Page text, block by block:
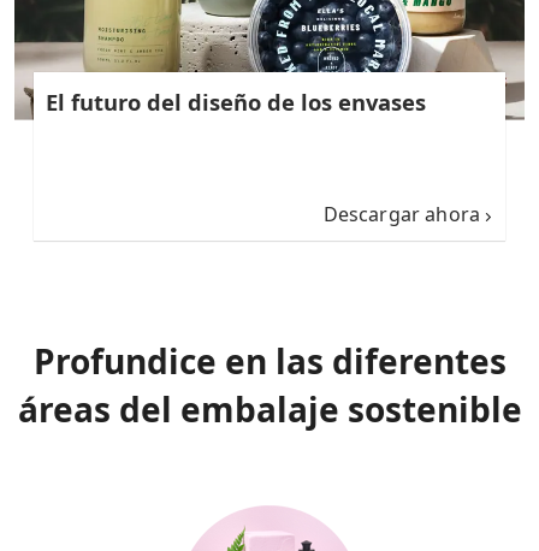
El futuro del diseño de los envases
Descargar ahora
Profundice en las diferentes
áreas del embalaje sostenible